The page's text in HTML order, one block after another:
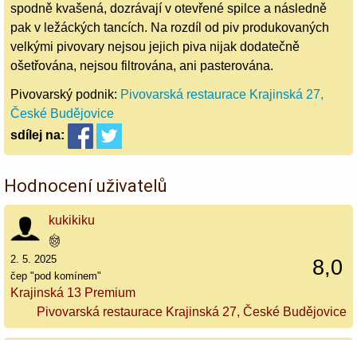
spodně kvašená, dozrávají v otevřené spilce a následně
pak v ležáckých tancích. Na rozdíl od piv produkovaných
velkými pivovary nejsou jejich piva nijak dodatečně
ošetřována, nejsou filtrována, ani pasterována.
Pivovarský podnik: Pivovarská restaurace Krajinská 27,
České Budějovice
sdílej na:
Hodnocení uživatelů
kukikiku
8,0
2. 5. 2025
čep "pod komínem"
Krajinská 13 Premium
Pivovarská restaurace Krajinská 27, České Budějovice